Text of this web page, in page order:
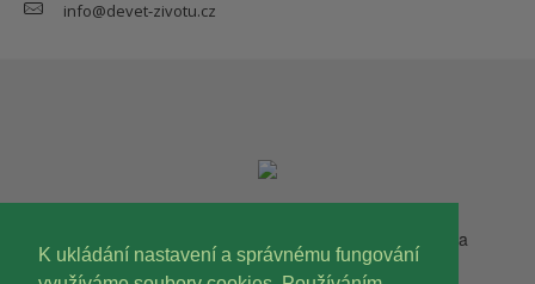
K ukládání nastavení a správnému fungování
info@devet-zivotu.cz
Copyright © 2023 Devět životů, o.p.s. Všechna práva
vyhrazena.